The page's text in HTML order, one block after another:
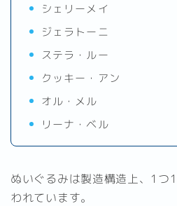
シェリーメイ
ジェラトーニ
ステラ・ルー
クッキー・アン
オル・メル
リーナ・ベル
ぬいぐるみは製造構造上、1つ
われています。